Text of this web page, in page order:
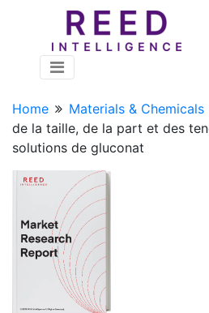
Home Materials & Chemicals
de la taille, de la part et des
solutions de gluconat